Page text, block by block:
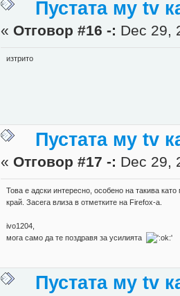
Пустата му tv
« Отговор #16 -: Dec 29,
изтрито
Пустата му tv
« Отговор #17 -: Dec 29,
Това е адски интересно, особено на такива
край. Засега влиза в отметките на Firefox-а.
ivo1204,
мога само да те поздравя за усилията
Пустата му tv